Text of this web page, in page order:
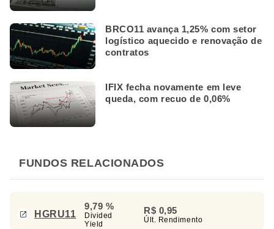
BRCO11 avança 1,25% com setor
logístico aquecido e renovação de
contratos
IFIX fecha novamente em leve
queda, com recuo de 0,06%
FUNDOS RELACIONADOS
HGRU11
9,79 %
Divided
Yield
R$ 0,95
Últ. Rendimento